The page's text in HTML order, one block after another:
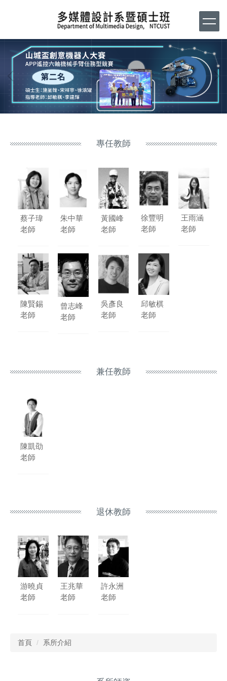
要
區
專任教師
蔡子瑋
老師
朱中華
老師
黃國峰
老師
徐豐明
老師
王雨涵
老師
陳賢錫
老師
曾志峰
老師
吳彥良
老師
邱敏棋
老師
兼任教師
陳凱劭
老師
退休教師
游曉貞
老師
王兆華
老師
許永洲
老師
首頁 系所介紹